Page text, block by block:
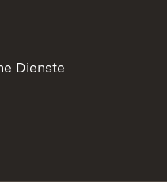
Dienste